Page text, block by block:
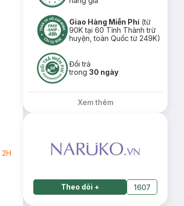
2H
Giao Hàng Miễn Phí (từ
90K tại 60 Tỉnh Thành trừ
huyện, toàn Quốc từ 249K)
Đổi trả
trong30 ngày
Xem thêm
Theo dõi + 1607